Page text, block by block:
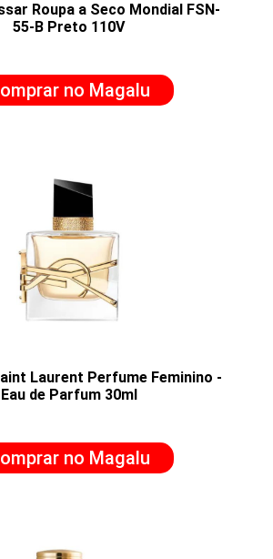
Roupa a Seco Mondial FSN-
55-B Preto 110V
no Magalu
Laurent Perfume Feminino -
Eau de Parfum 30ml
no Magalu